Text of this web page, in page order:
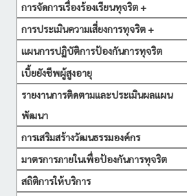
การจัดการเรื่องร้องเรียนทุจริต +
การประเมินความเสี่ยงการทุจริต +
แผนการปฏิบัติการป้องกันการทุจริต
เบี้ยยังชีพผู้สูงอายุ
รายงานการติดตามและประเมินผลแผน
พัฒนา
การเสริมสร้างวัฒนธรรมองค์กร
มาตรการภายในเพื่อป้องกันการทุจริต
สถิติการให้บริการ